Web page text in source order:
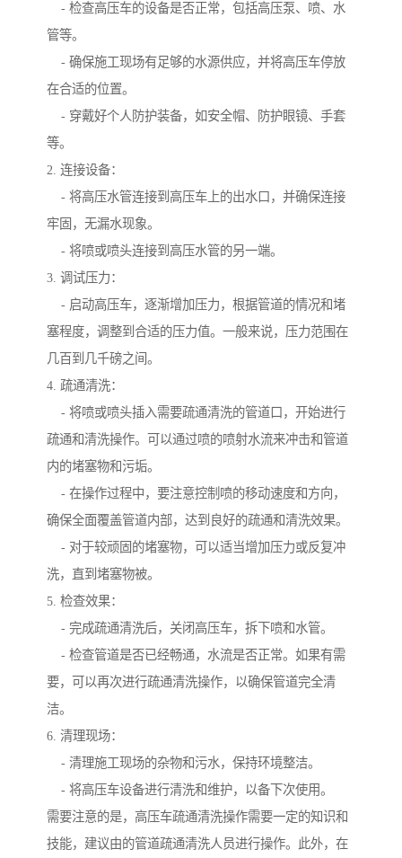
- 检查高压车的设备是否正常，包括高压泵、喷、水
管等。
- 确保施工现场有足够的水源供应，并将高压车停放
在合适的位置。
- 穿戴好个人防护装备，如安全帽、防护眼镜、手套
等。
2. 连接设备：
- 将高压水管连接到高压车上的出水口，并确保连接
牢固，无漏水现象。
- 将喷或喷头连接到高压水管的另一端。
3. 调试压力：
- 启动高压车，逐渐增加压力，根据管道的情况和堵
塞程度，调整到合适的压力值。一般来说，压力范围在
几百到几千磅之间。
4. 疏通清洗：
- 将喷或喷头插入需要疏通清洗的管道口，开始进行
疏通和清洗操作。可以通过喷的喷射水流来冲击和管道
内的堵塞物和污垢。
- 在操作过程中，要注意控制喷的移动速度和方向，
确保全面覆盖管道内部，达到良好的疏通和清洗效果。
- 对于较顽固的堵塞物，可以适当增加压力或反复冲
洗，直到堵塞物被。
5. 检查效果：
- 完成疏通清洗后，关闭高压车，拆下喷和水管。
- 检查管道是否已经畅通，水流是否正常。如果有需
要，可以再次进行疏通清洗操作，以确保管道完全清
洁。
6. 清理现场：
- 清理施工现场的杂物和污水，保持环境整洁。
- 将高压车设备进行清洗和维护，以备下次使用。
需要注意的是，高压车疏通清洗操作需要一定的知识和
技能，建议由的管道疏通清洗人员进行操作。此外，在